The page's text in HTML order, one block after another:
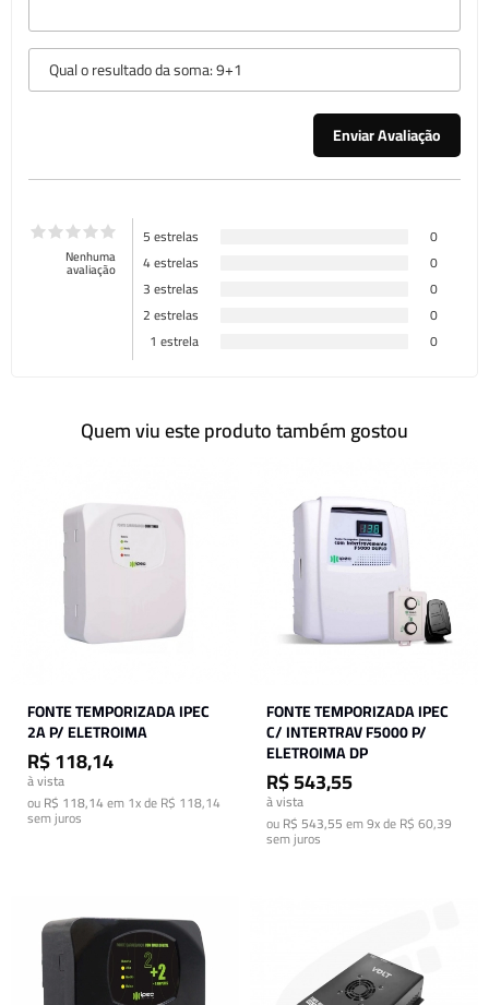
Nenhuma
avaliação
5 estrelas
0
4 estrelas
0
3 estrelas
0
2 estrelas
0
1 estrela
0
Quem viu este produto também gostou
FONTE TEMPORIZADA IPEC
2A P/ ELETROIMA
R$ 118,14
à vista
ouR$ 118,14em1x de R$ 118,14
sem juros
FONTE TEMPORIZADA IPEC
C/ INTERTRAV F5000 P/
ELETROIMA DP
R$ 543,55
à vista
ouR$ 543,55em9x de R$ 60,39
sem juros